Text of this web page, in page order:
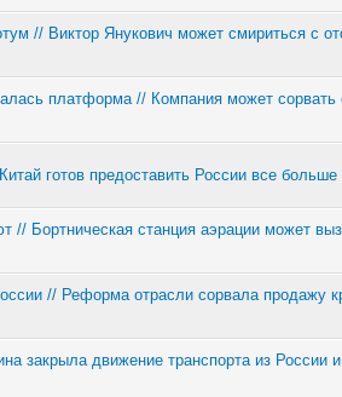
// Виктор Янукович может смириться с
платформа // Компания может сорвать
готов предоставить России все больше
// Бортническая станция аэрации может
// Реформа отрасли сорвала продажу
закрыла движение транспорта из России и